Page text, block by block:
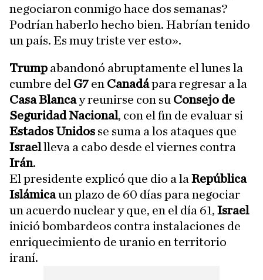
negociaron conmigo hace dos semanas?
Podrían haberlo hecho bien. Habrían tenido
un país. Es muy triste ver esto».
Trump abandonó abruptamente el lunes la
cumbre del G7 en Canadápara regresar a la
Casa Blancay reunirse con su Consejo de
Seguridad Nacional, con el fin de evaluar si
Estados Unidos se suma a los ataques que
Israellleva a cabo desde el viernes contra
Irán.
El presidente explicó que dio a la República
Islámicaun plazo de 60 días para negociar
un acuerdo nuclear y que, en el día 61, Israel
inició bombardeos contra instalaciones de
enriquecimiento de uranio en territorio
iraní.